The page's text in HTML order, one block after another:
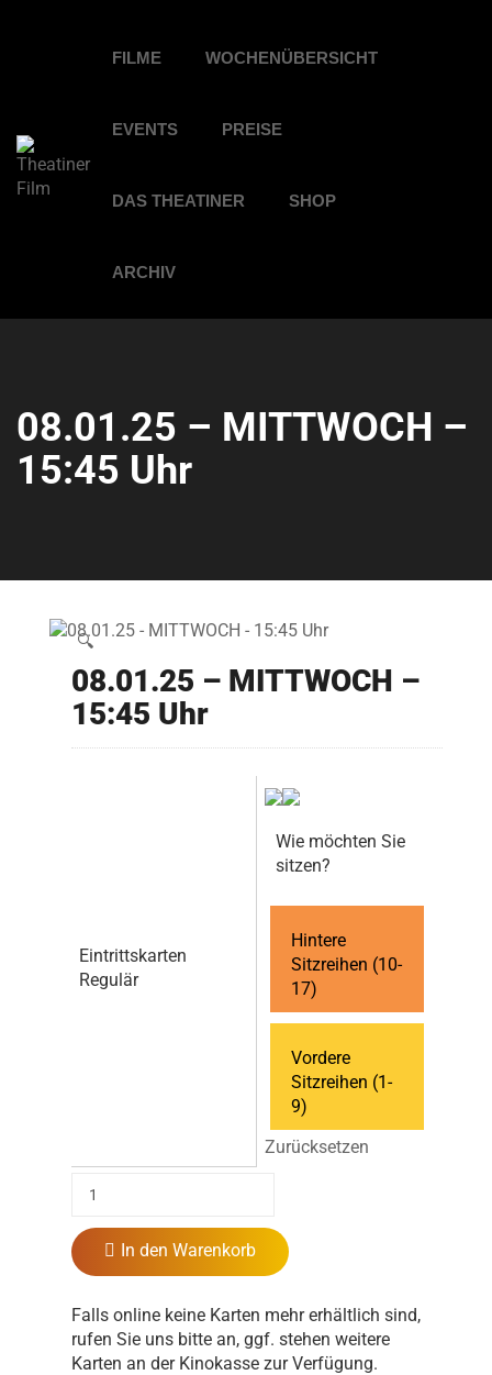
FILME WOCHENÜBERSICHT
EVENTS PREISE
DAS THEATINER SHOP
ARCHIV
08.01.25 – MITTWOCH –
15:45 Uhr
🔍
08.01.25 – MITTWOCH –
15:45 Uhr
Eintrittskarten
Regulär
Wie möchten Sie
sitzen?
Hintere
Sitzreihen (10-
17)
Vordere
Sitzreihen (1-
9)
Zurücksetzen
In den Warenkorb
Falls online keine Karten mehr erhältlich sind,
rufen Sie uns bitte an, ggf. stehen weitere
Karten an der Kinokasse zur Verfügung.